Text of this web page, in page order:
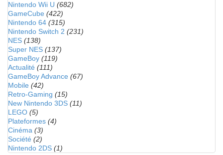
Nintendo Wii U (682)
GameCube (422)
Nintendo 64 (315)
Nintendo Switch 2 (231)
NES (138)
Super NES (137)
GameBoy (119)
Actualité (111)
GameBoy Advance (67)
Mobile (42)
Retro-Gaming (15)
New Nintendo 3DS (11)
LEGO (5)
Plateformes (4)
Cinéma (3)
Société (2)
Nintendo 2DS (1)